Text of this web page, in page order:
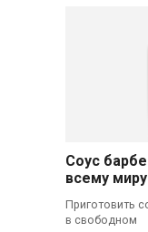
Соус
всему миру
Приготовить
в свободном